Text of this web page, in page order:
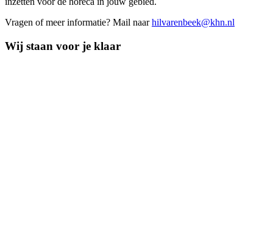
Vragen of meer informatie? Mail naarhilvarenbeek@khn.nl
Wij staan voor je klaar